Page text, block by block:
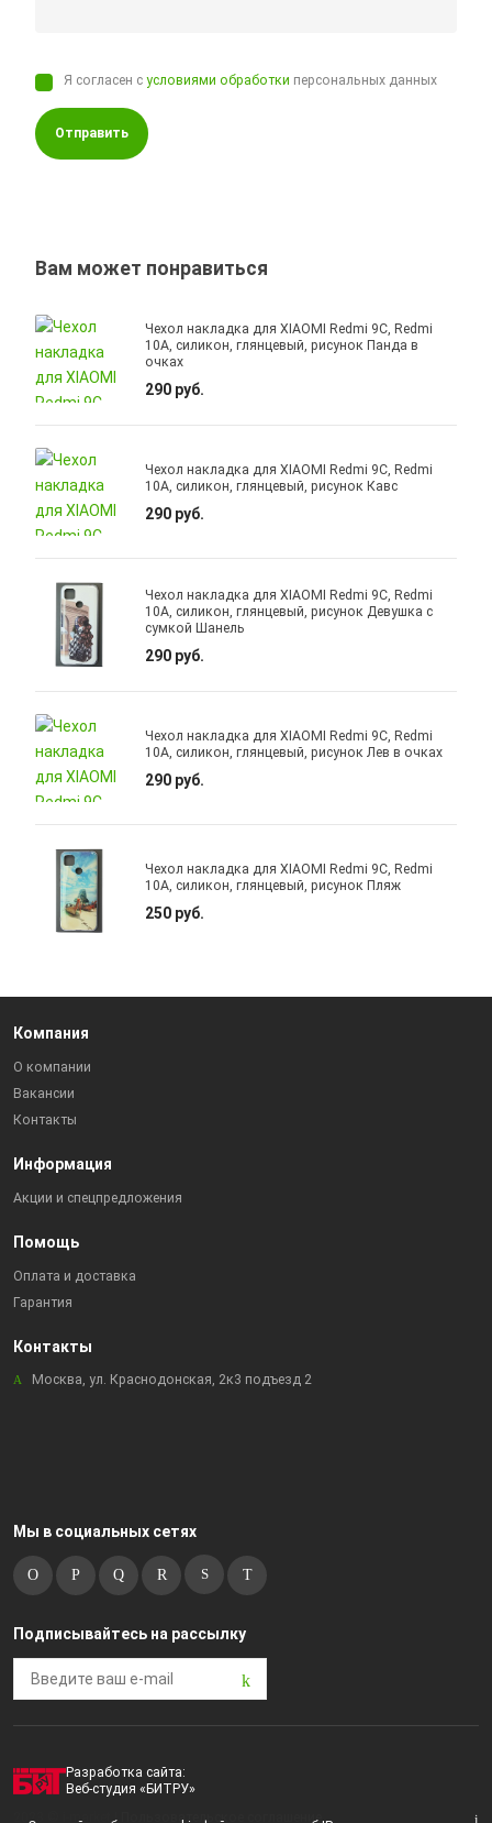
Я согласен сусловиями обработки персональных данных
Отправить
Вам может понравиться
Чехол накладка для XIAOMI Redmi 9C, Redmi
10A, силикон, глянцевый, рисунок Панда в
очках
290 руб.
Чехол накладка для XIAOMI Redmi 9C, Redmi
10A, силикон, глянцевый, рисунок Кавс
290 руб.
Чехол накладка для XIAOMI Redmi 9C, Redmi
10A, силикон, глянцевый, рисунок Девушка с
сумкой Шанель
290 руб.
Чехол накладка для XIAOMI Redmi 9C, Redmi
10A, силикон, глянцевый, рисунок Лев в очках
290 руб.
Чехол накладка для XIAOMI Redmi 9C, Redmi
10A, силикон, глянцевый, рисунок Пляж
250 руб.
Компания
О компании
Вакансии
Контакты
Информация
Акции и спецпредложения
Помощь
Оплата и доставка
Гарантия
Контакты
Москва, ул. Краснодонская, 2к3 подъезд 2
Мы в социальных сетях
Подписывайтесь на рассылку
Разработка сайта:
Веб-студия «БИТРУ»
2023 © i-market |
Пользовательское соглашение